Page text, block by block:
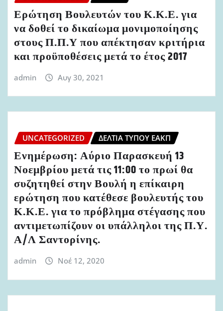
Ερώτηση Βουλευτών του Κ.Κ.Ε. για
να δοθεί το δικαίωμα μονιμοποίησης
στους Π.Π.Υ που απέκτησαν κριτήρια
και προϋποθέσεις μετά το έτος 2017
admin Αυγ 30, 2021
UNCATEGORIZED ΔΕΛΤΊΑ ΤΎΠΟΥ ΕΑΚΠ
Ενημέρωση: Αύριο Παρασκευή 13
Νοεμβρίου μετά τις 11:00 το πρωί θα
συζητηθεί στην Βουλή η επίκαιρη
ερώτηση που κατέθεσε βουλευτής του
Κ.Κ.Ε. για το πρόβλημα στέγασης που
αντιμετωπίζουν οι υπάλληλοι της Π.Υ.
Α/Λ Σαντορίνης.
admin Νοέ 12, 2020